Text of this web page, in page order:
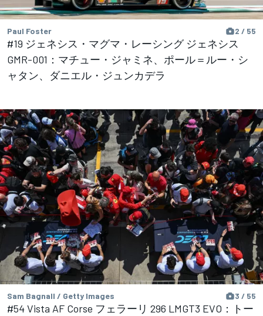
Paul Foster 2 / 55
#19 ジェネシス・マグマ・レーシング ジェネシス
GMR-001：マチュー・ジャミネ、ポール＝ルー・シ
ャタン、ダニエル・ジュンカデラ
Sam Bagnall / Getty Images 3 / 55
#54 Vista AF Corse フェラーリ 296 LMGT3 EVO：トー